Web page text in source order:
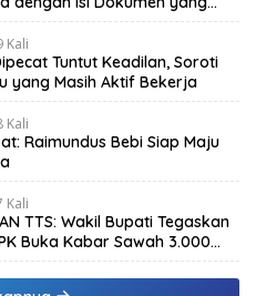
Kali
Tuntut Keadilan, Soroti
yang Masih Aktif Bekerja
Kali
Raimundus Bebi Siap Maju
Kali
TTS: Wakil Bupati Tegaskan
Buka Kabar Sawah 3.000
Uang